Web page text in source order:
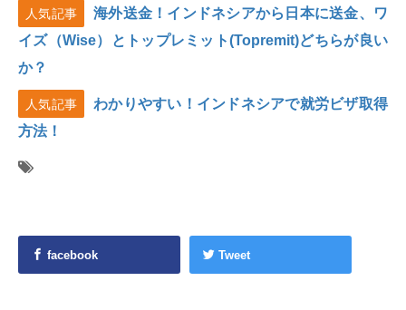
人気記事
海外送金！インドネシアから日本に送金、ワ
イズ（Wise）とトップレミット(Topremit)どちらが良い
か？
人気記事
わかりやすい！インドネシアで就労ビザ取得
方法！
facebook Tweet